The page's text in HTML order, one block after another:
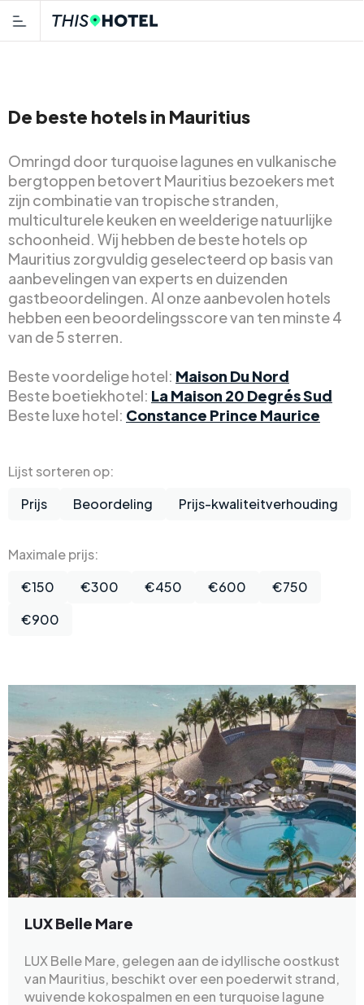
De beste hotels in Mauritius
Omringd door turquoise lagunes en vulkanische
bergtoppen betovert Mauritius bezoekers met
zijn combinatie van tropische stranden,
multiculturele keuken en weelderige natuurlijke
schoonheid. Wij hebben de beste hotels op
Mauritius zorgvuldig geselecteerd op basis van
aanbevelingen van experts en duizenden
gastbeoordelingen. Al onze aanbevolen hotels
hebben een beoordelingsscore van ten minste 4
van de 5 sterren.
Beste voordelige hotel: Maison Du Nord
Beste boetiekhotel: La Maison 20 Degrés Sud
Beste luxe hotel: Constance Prince Maurice
Lijst sorteren op:
Prijs
Beoordeling Prijs-kwaliteitverhouding
Maximale prijs:
€150
€300 €450 €600
€750
€900
LUX Belle Mare
LUX Belle Mare, gelegen aan de idyllische oostkust
van Mauritius, beschikt over een poederwit strand,
wuivende kokospalmen en een turquoise lagune